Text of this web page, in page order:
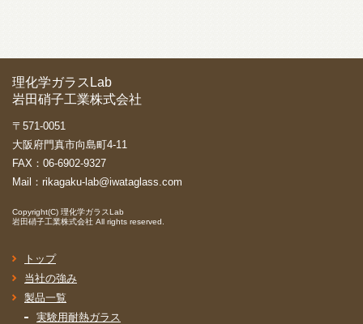
理化学ガラスLab
岩田硝子工業株式会社
〒571-0051
大阪府門真市向島町4-11
FAX：06-6902-9327
Mail： rikagaku-lab@iwataglass.com
Copyright(C) 理化学ガラスLab
岩田硝子工業株式会社 All rights reserved.
トップ
当社の強み
製品一覧
実験用耐熱ガラス